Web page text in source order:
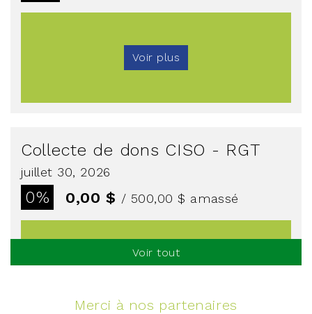
Voir plus
Collecte de dons CISO - RGT
juillet 30, 2026
0% 0,00 $ / 500,00 $ amassé
Voir plus
Voir tout
Merci à nos partenaires